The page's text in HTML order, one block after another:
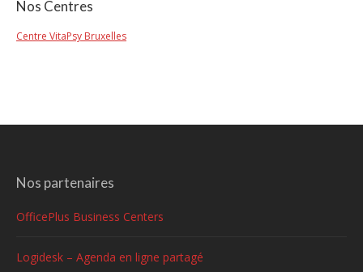
Nos Centres
Centre VitaPsy Bruxelles
Nos partenaires
OfficePlus Business Centers
Logidesk – Agenda en ligne partagé